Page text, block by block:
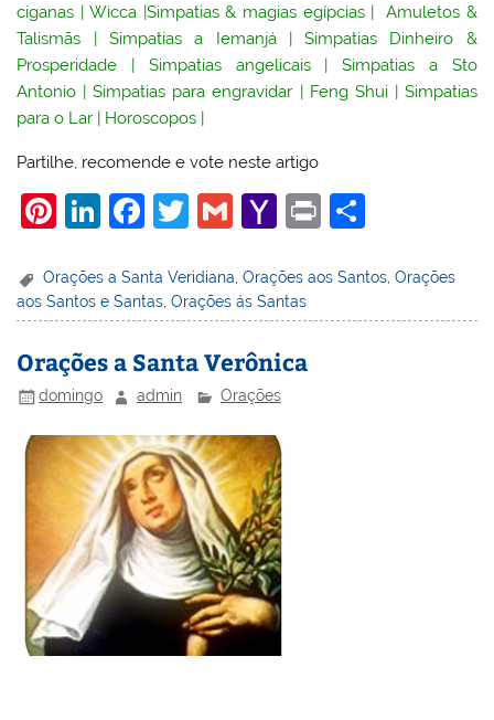
ciganas |Wicca |Simpatias & magias egípcias|Amuletos &
Talismãs | Simpatias a Iemanjá|Simpatias Dinheiro &
Prosperidade | Simpatias angelicais|Simpatias a Sto
Antonio |Simpatias para engravidar | Feng Shui| Simpatias
para o Lar | Horoscopos |
Partilhe, recomende e vote neste artigo
Pi
er
e
st
Li
k
e
dI
n
F
c
e
b
o
k
T
itt
er
G
ai
l
Y
h
o
o
M
l
Pr
t
ar
e
Orações a Santa Veridiana,Orações aos Santos,Orações
aos Santos e Santas ,Orações ás Santas
Orações a Santa Verônica
domingo admin Orações